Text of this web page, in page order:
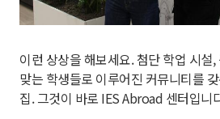
이런 상상을 해보세요. 첨단 학업 시설
맞는 학생들로 이루어진 커뮤니티를
집. 그것이 바로 IES Abroad 센터입니